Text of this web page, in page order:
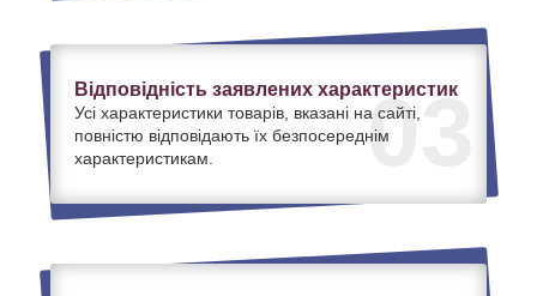
03
Відповідність заявлених характеристик
Усі характеристики товарів, вказані на сайті,
повністю відповідають їх безпосереднім
характеристикам.